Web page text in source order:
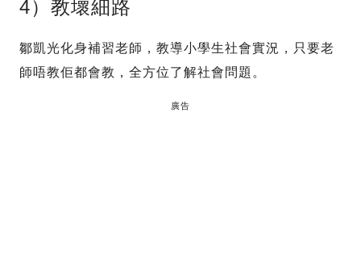
4）教壞細路
鄒凱光化身補習老師，教導小學生社會實況，只要老
師唔教佢都會教，全方位了解社會問題。
廣告